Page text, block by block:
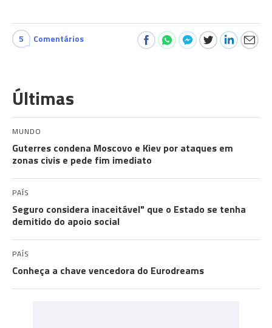
5 Comentários
Últimas
MUNDO
Guterres condena Moscovo e Kiev por ataques em
zonas civis e pede fim imediato
PAÍS
Seguro considera inaceitável" que o Estado se tenha
demitido do apoio social
PAÍS
Conheça a chave vencedora do Eurodreams